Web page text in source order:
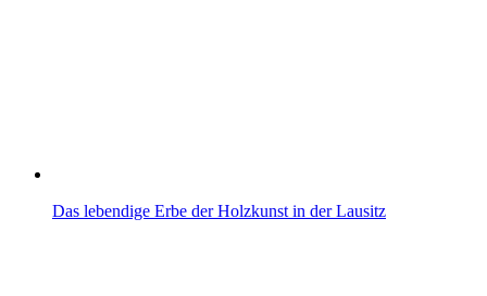
Das lebendige Erbe der Holzkunst in der Lausitz